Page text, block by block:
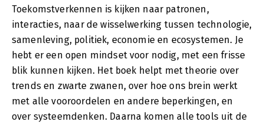
Toekomstverkennen is kijken naar patronen,
interacties, naar de wisselwerking tussen technologie,
samenleving, politiek, economie en ecosystemen. Je
hebt er een open mindset voor nodig, met een frisse
blik kunnen kijken. Het boek helpt met theorie over
trends en zwarte zwanen, over hoe ons brein werkt
met alle vooroordelen en andere beperkingen, en
over systeemdenken. Daarna komen alle tools uit de